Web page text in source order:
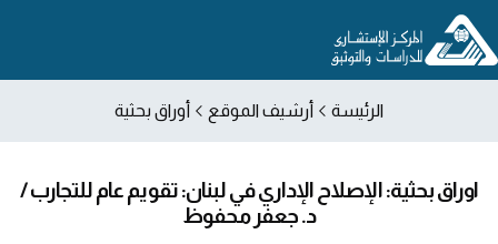
الرئيسة أرشيف الموقع أوراق بحثية
اوراق بحثية: الإصلاح الإداري في لبنان: تقويم عام للتجارب /
د. جعفر محفوظ